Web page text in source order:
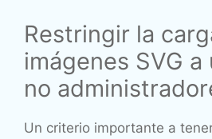
Restringir la
imágenes SVG a
no
Un criterio importante a